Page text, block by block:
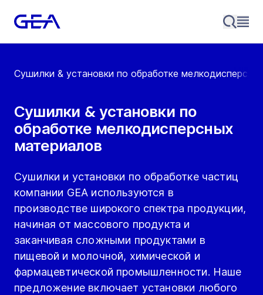
Сушилки & установки по обработке мелкодисперс...
Сушилки & установки по
обработке мелкодисперсных
материалов
Сушилки и установки по обработке частиц
компании GEA используются в
производстве широкого спектра продукции,
начиная от массового продукта и
заканчивая сложными продуктами в
пищевой и молочной, химической и
фармацевтической промышленности. Наше
предложение включает установки любого